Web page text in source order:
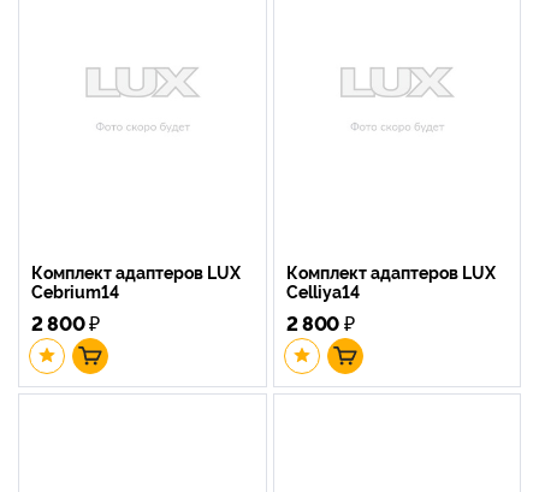
Комплект адаптеров LUX
Cebrium14
2 800₽
Комплект адаптеров LUX
Celliya14
2 800₽